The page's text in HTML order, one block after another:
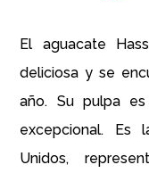
El aguacate
deliciosa y se
año. Su pulpa
excepcional. Es
Unidos,